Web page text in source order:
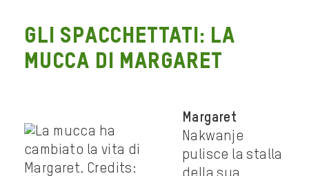
Gli Spacchettati: la
mucca di Margaret
Margaret
Nakwanje
pulisce la stalla